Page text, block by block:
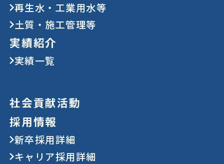
再生水・工業用水等
土質・施工管理等
実績紹介
実績一覧
社会貢献活動
採用情報
新卒採用詳細
キャリア採用詳細